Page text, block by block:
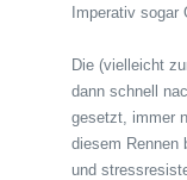
Imperativ sogar
Die (vielleicht
dann schnell
gesetzt, immer
diesem Rennen
und